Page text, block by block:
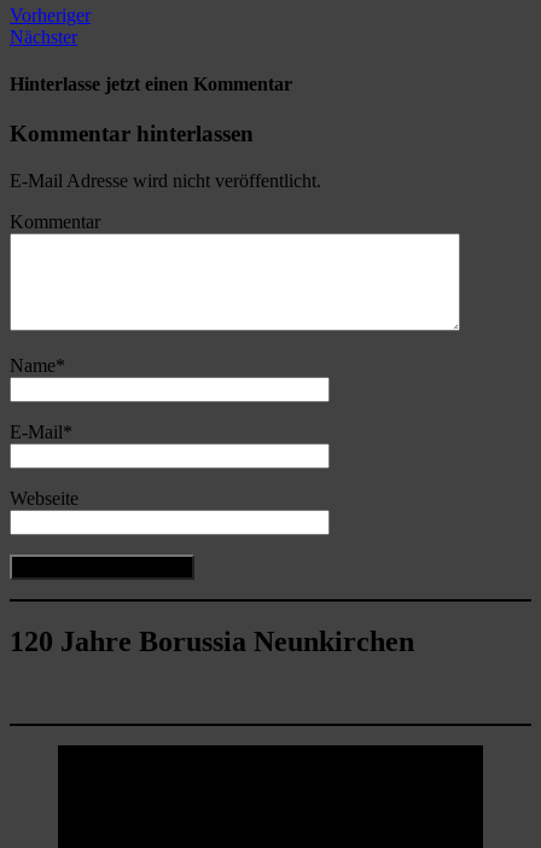
Vorheriger
Nächster
Hinterlasse jetzt einen Kommentar
Kommentar hinterlassen
E-Mail Adresse wird nicht veröffentlicht.
Kommentar
Name*
E-Mail*
Webseite
120 Jahre Borussia Neunkirchen